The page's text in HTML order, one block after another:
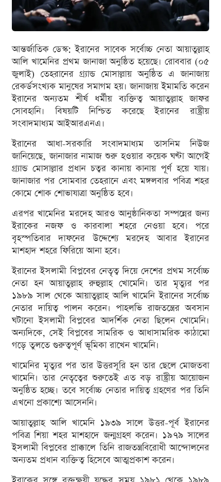
আন্তর্জাতিক ডেস্ক: ইরানের সাবেক সর্বোচ্চ নেতা আয়াতুল্লাহ
আলি খামেনির প্রথম জানাজা অনুষ্ঠিত হয়েছে। রোববার (০৫
জুলাই) তেহরানের গ্র্যান্ড মোসাল্লায় অনুষ্ঠিত এ জানাজায়
রেকর্ডসংখ্যক মানুষের সমাগম হয়। জানাজায় ইমামতি করেন
ইরানের অন্যতম শীর্ষ ধর্মীয় ব্যক্তিত্ব আয়াতুল্লাহ জাফর
সোবহানি। বিষয়টি নিশ্চিত করেছে ইরানের রাষ্ট্রীয়
সংবাদমাধ্যম আইআরএনএ।
ইরানের আধা-সরকারি সংবাদমাধ্যম তাসনিম নিউজ
জানিয়েছে, জানাজার নামাজ শুরু হওয়ার কয়েক ঘণ্টা আগেই
গ্র্যান্ড মোসাল্লার প্রধান চত্বর কানায় কানায় পূর্ণ হয়ে যায়।
জানাজার পর সোমবার তেহরানে এবং মঙ্গলবার পবিত্র শহর
কোমে শোক শোভাযাত্রা অনুষ্ঠিত হবে।
এরপর খামেনির মরদেহ আরও আনুষ্ঠানিকতা সম্পন্নের জন্য
ইরাকের নজফ ও কারবালা শহরে নেওয়া হবে। পরে
বৃহস্পতিবার দাফনের উদ্দেশ্যে মরদেহ আবার ইরানের
মাশহাদ শহরে ফিরিয়ে আনা হবে।
ইরানের ইসলামী বিপ্লবের নেতৃত্ব দিয়ে দেশের প্রথম সর্বোচ্চ
নেতা হন আয়াতুল্লাহ রুহুল্লাহ খোমেনি। তার মৃত্যুর পর
১৯৮৯ সাল থেকে আয়াতুল্লাহ আলি খামেনি ইরানের সর্বোচ্চ
নেতার দায়িত্ব পালন করেন। পাহলভি রাজতন্ত্রের অবসান
ঘটানো ইসলামী বিপ্লবের আদর্শিক নেতা ছিলেন খোমেনি।
অন্যদিকে, সেই বিপ্লবের সামরিক ও আধাসামরিক কাঠামো
গড়ে তুলতে গুরুত্বপূর্ণ ভূমিকা রাখেন খামেনি।
খামেনির মৃত্যুর পর তার উত্তরসূরি হন তার ছেলে মোজতবা
খামেনি। তার নেতৃত্বের শুরুতেই এত বড় রাষ্ট্রীয় আয়োজন
অনুষ্ঠিত হচ্ছে। তবে সর্বোচ্চ নেতার দায়িত্ব গ্রহণের পর তিনি
এখনো প্রকাশ্যে আসেননি।
আয়াতুল্লাহ আলি খামেনি ১৯৩৯ সালে উত্তর-পূর্ব ইরানের
পবিত্র শিয়া শহর মাশহাদে জন্মগ্রহণ করেন। ১৯৭৯ সালের
ইসলামী বিপ্লবের প্রাক্কালে তিনি রাজতন্ত্রবিরোধী আন্দোলনের
অন্যতম প্রধান ব্যক্তিত্ব হিসেবে আত্মপ্রকাশ করেন।